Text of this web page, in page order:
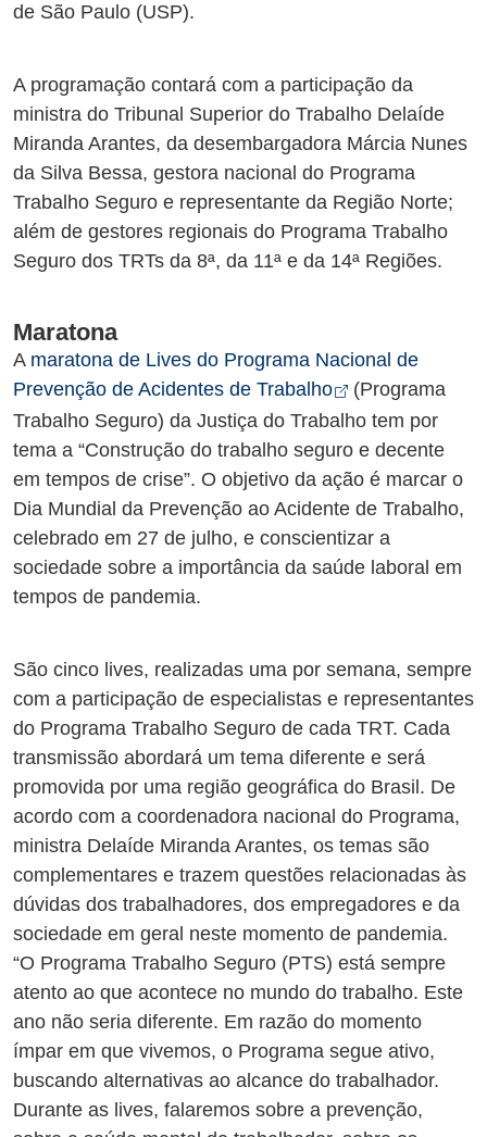
de São Paulo (USP).
A programação contará com a participação da
ministra do Tribunal Superior do Trabalho Delaíde
Miranda Arantes, da desembargadora Márcia Nunes
da Silva Bessa, gestora nacional do Programa
Trabalho Seguro e representante da Região Norte;
além de gestores regionais do Programa Trabalho
Seguro dos TRTs da 8ª, da 11ª e da 14ª Regiões.
Maratona
A maratona de Lives do Programa Nacional de
Prevenção de Acidentes de Trabalho
Abre em nova
(Programa
Trabalho Seguro) da Justiça do Trabalho tem por
tema a “Construção do trabalho seguro e decente
em tempos de crise”. O objetivo da ação é marcar o
Dia Mundial da Prevenção ao Acidente de Trabalho,
celebrado em 27 de julho, e conscientizar a
sociedade sobre a importância da saúde laboral em
tempos de pandemia.
São cinco lives, realizadas uma por semana, sempre
com a participação de especialistas e representantes
do Programa Trabalho Seguro de cada TRT. Cada
transmissão abordará um tema diferente e será
promovida por uma região geográfica do Brasil. De
acordo com a coordenadora nacional do Programa,
ministra Delaíde Miranda Arantes, os temas são
complementares e trazem questões relacionadas às
dúvidas dos trabalhadores, dos empregadores e da
sociedade em geral neste momento de pandemia.
“O Programa Trabalho Seguro (PTS) está sempre
atento ao que acontece no mundo do trabalho. Este
ano não seria diferente. Em razão do momento
ímpar em que vivemos, o Programa segue ativo,
buscando alternativas ao alcance do trabalhador.
Durante as lives, falaremos sobre a prevenção,